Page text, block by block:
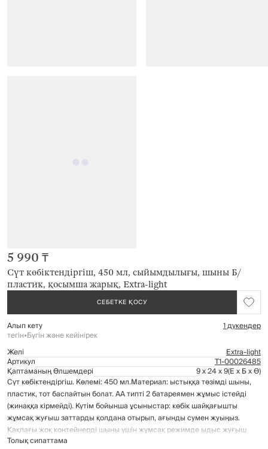
Сүт көбіктендіргіш, 450 мл, сыйымдылығы, шыны Б/
пластик, қосымша жарық, Extra-light
5 990 ₸
СЕБЕТКЕ ҚОСУ
Алып кету 1 дүкендер
тегін•Бүгін және кейінірек
Желі
Extra-light
Артикул Т1-00026485
Қаптаманың Өлшемдері 9 x 24 x 9(Е x Б x Ө)
Сүт көбіктендіргіш. Көлемі: 450 мл.Материал: ыстыққа төзімді шыны,
пластик, тот баспайтын болат. АА типті 2 батареямен жұмыс істейді
(жинаққа кірмейді). Күтім бойынша ұсыныстар: көбік шайқағышты
жұмсақ жуғыш заттарды қолдана отырып, ағынды сумен жуыңыз.
Қақпағы жоқ контейнерді шыны үшін жұмсақ режимде ыдыс жуғыш
машинада жууға болады.
Толық сипаттама